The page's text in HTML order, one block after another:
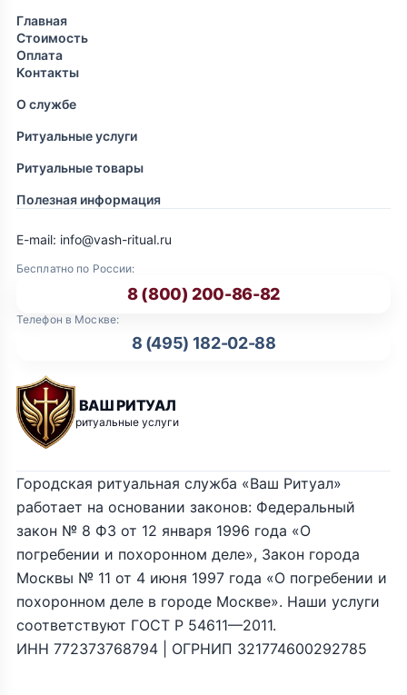
Главная
Стоимость
Оплата
Контакты
О службе
Ритуальные услуги
Ритуальные товары
Полезная информация
ВАШ РИТУАЛ
ритуальные услуги
Бесплатно по России:
8 (800) 200-86-82
Телефон в Москве:
8 (495) 182-02-88
E-mail: info@vash-ritual.ru
Городская ритуальная служба «Ваш Ритуал»
работает на основании законов: Федеральный
закон № 8 ФЗ от 12 января 1996 года «О
погребении и похоронном деле», Закон города
Москвы № 11 от 4 июня 1997 года «О погребении и
похоронном деле в городе Москве». Наши услуги
соответствуют ГОСТ Р 54611—2011.
ИНН 772373768794 | ОГРНИП 321774600292785